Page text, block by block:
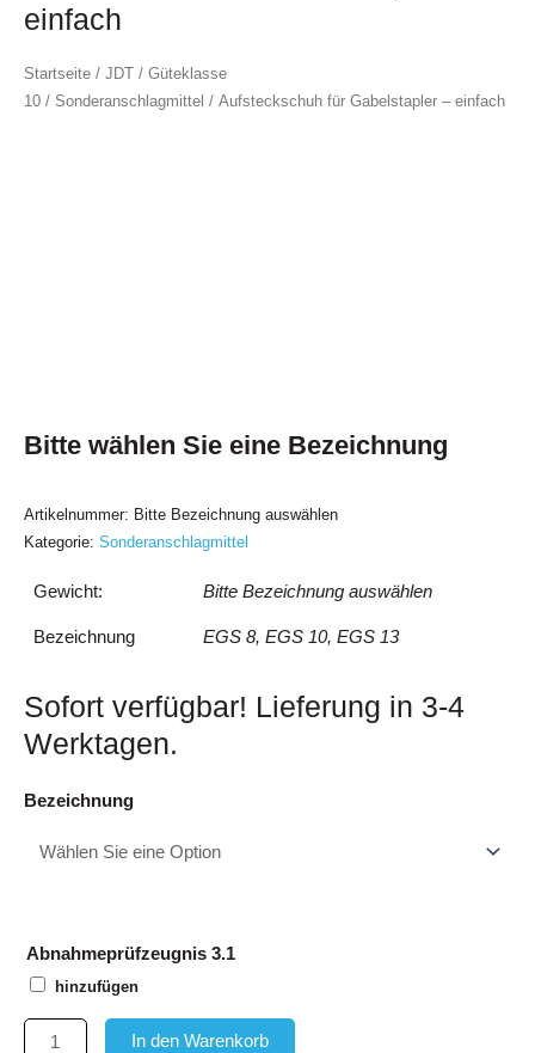
einfach
Startseite / JDT / Güteklasse
10 / Sonderanschlagmittel / Aufsteckschuh für Gabelstapler – einfach
Bitte wählen Sie eine Bezeichnung
Artikelnummer: Bitte Bezeichnung auswählen
Kategorie: Sonderanschlagmittel
Gewicht: Bitte Bezeichnung auswählen
Bezeichnung EGS 8, EGS 10, EGS 13
Sofort verfügbar! Lieferung in 3-4
Werktagen.
Bezeichnung
Abnahmeprüfzeugnis 3.1
hinzufügen
Aufsteckschuh
Gabelstapler
In den Warenkorb